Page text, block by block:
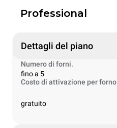
Professional
Dettagli del piano
Numero di forni.
fino a 5
Costo di attivazione per forno
gratuito